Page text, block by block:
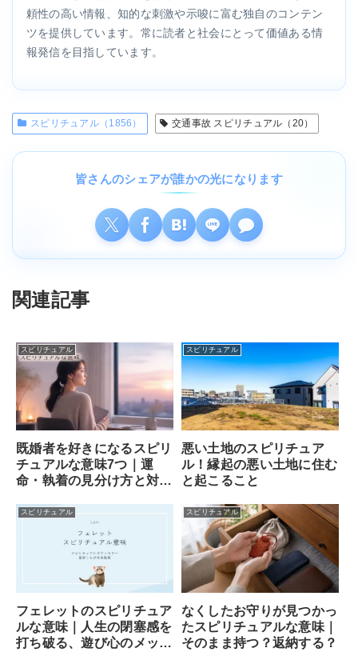
頼性の高い情報、知的な刺激や示唆に富む独自のコンテン
ツを提供しています。常に読者と社会にとって価値ある情
報発信を目指しています。
スピリチュアル（1856） 交通事故 スピリチュアル（20）
皆さんのシェアが誰かの光になります
関連記事
スピリチュアル
既婚者を好きになるスピリ
チュアルな意味7つ｜運
命・執着の見分け方と対処
スピリチュアル
悪い土地のスピリチュア
ル！縁起の悪い土地に住む
と起こること
スピリチュアル
フェレットのスピリチュア
ルな意味｜人生の閉塞感を
打ち破る、遊び心のメッセ
スピリチュアル
なくしたお守りが見つかっ
たスピリチュアルな意味｜
そのまま持つ？返納する？